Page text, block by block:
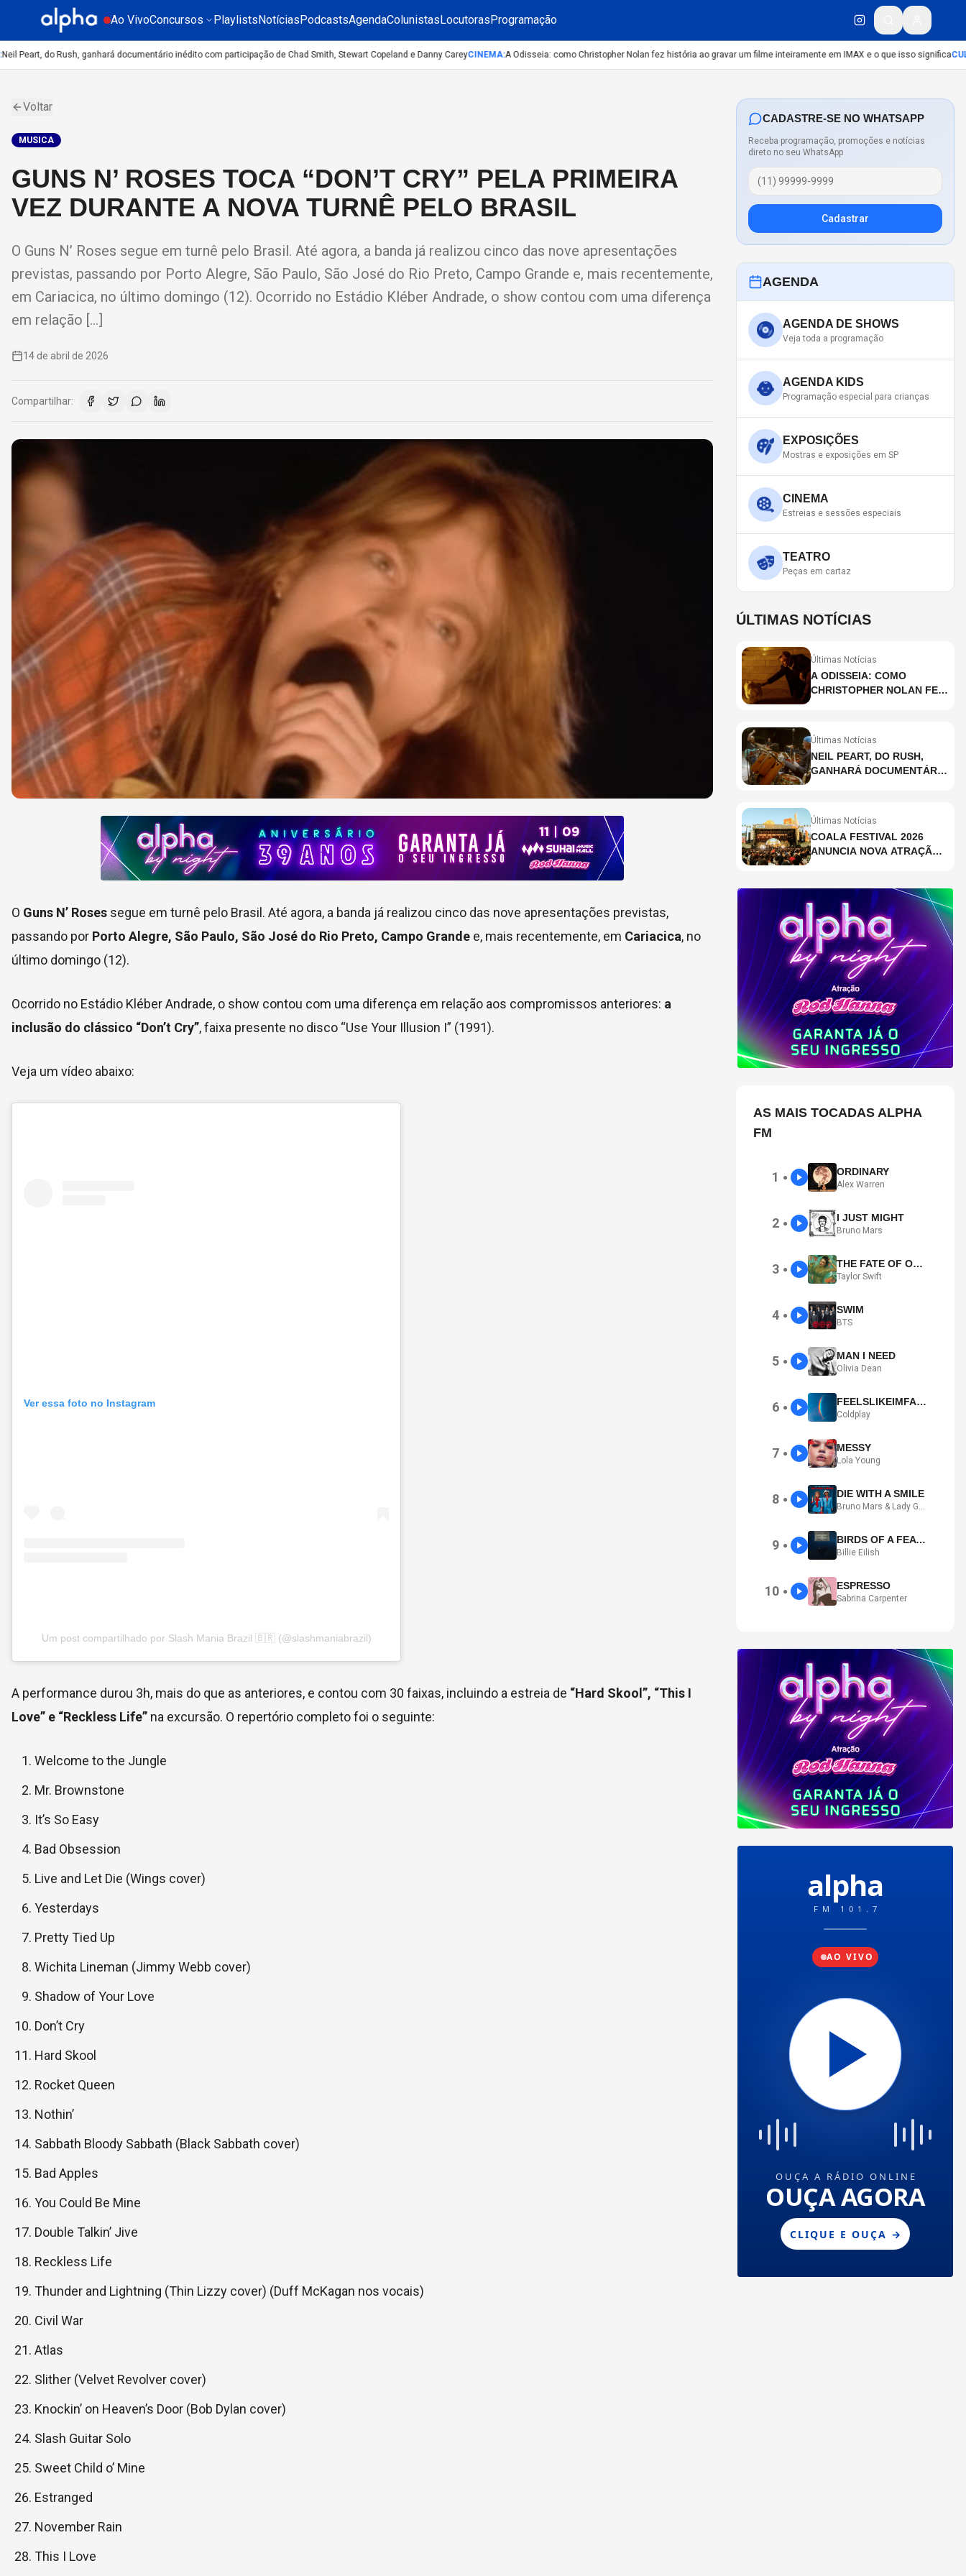
Ao VivoConcursos PlaylistsNotíciasPodcastsAgendaColunistasLocutorasProgramação
Peart, do Rush, ganhará documentário inédito com participação de Chad Smith, Stewart Copeland e Danny CareyCINEMA:A Odisseia: como Christopher Nolan fez história ao gravar um filme inteiramente em IMAX e o que isso significa
Voltar
MUSICA
GUNS N’ ROSES TOCA “DON’T CRY” PELA PRIMEIRA
VEZ DURANTE A NOVA TURNÊ PELO BRASIL
O Guns N’ Roses segue em turnê pelo Brasil. Até agora, a banda já realizou cinco das nove apresentações
previstas, passando por Porto Alegre, São Paulo, São José do Rio Preto, Campo Grande e, mais recentemente,
em Cariacica, no último domingo (12). Ocorrido no Estádio Kléber Andrade, o show contou com uma diferença
em relação […]
14 de abril de 2026
Compartilhar:
O Guns N’ Roses segue em turnê pelo Brasil. Até agora, a banda já realizou cinco das nove apresentações previstas,
passando por Porto Alegre, São Paulo, São José do Rio Preto, Campo Grande e, mais recentemente, em Cariacica, no
último domingo (12).
Ocorrido no Estádio Kléber Andrade, o show contou com uma diferença em relação aos compromissos anteriores: a
inclusão do clássico “Don’t Cry”, faixa presente no disco “Use Your Illusion I” (1991).
Veja um vídeo abaixo:
Ver essa foto no Instagram
Um post compartilhado por Slash Mania Brazil 🇧🇷 (@slashmaniabrazil)
A performance durou 3h, mais do que as anteriores, e contou com 30 faixas, incluindo a estreia de “Hard Skool”, “This I
Love” e “Reckless Life” na excursão. O repertório completo foi o seguinte:
Welcome to the Jungle
Mr. Brownstone
It’s So Easy
Bad Obsession
Live and Let Die (Wings cover)
Yesterdays
Pretty Tied Up
Wichita Lineman (Jimmy Webb cover)
Shadow of Your Love
Don’t Cry
Hard Skool
Rocket Queen
Nothin’
Sabbath Bloody Sabbath (Black Sabbath cover)
Bad Apples
You Could Be Mine
Double Talkin’ Jive
Reckless Life
Thunder and Lightning (Thin Lizzy cover) (Duff McKagan nos vocais)
Civil War
Atlas
Slither (Velvet Revolver cover)
Knockin’ on Heaven’s Door (Bob Dylan cover)
Slash Guitar Solo
Sweet Child o’ Mine
Estranged
November Rain
This I Love
CADASTRE-SE NO WHATSAPP
Receba programação, promoções e notícias
direto no seu WhatsApp
Cadastrar
AGENDA
AGENDA DE SHOWS
Veja toda a programação
AGENDA KIDS
Programação especial para crianças
EXPOSIÇÕES
Mostras e exposições em SP
CINEMA
Estreias e sessões especiais
TEATRO
Peças em cartaz
ÚLTIMAS NOTÍCIAS
Últimas Notícias
A ODISSEIA: COMO
CHRISTOPHER NOLAN FEZ
IMAX E O QUE ISSO
Últimas Notícias
NEIL PEART, DO RUSH,
GANHARÁ DOCUMENTÁRIO
SMITH, STEWART
CAREY
Últimas Notícias
COALA FESTIVAL 2026
ANUNCIA NOVA ATRAÇÃO;
AS MAIS TOCADAS ALPHA
FM
1 ● ORDINARY
Alex Warren
2 ● I JUST MIGHT
Bruno Mars
3 ● THE FATE OF OPHELIA
Taylor Swift
4 ● SWIM
BTS
5 ● MAN I NEED
Olivia Dean
6 ● FEELSLIKEIMFALLINGINLOVE
Coldplay
7 ● MESSY
Lola Young
8 ● DIE WITH A SMILE
Bruno Mars & Lady Gaga
9 ● BIRDS OF A FEATHER
Billie Eilish
10 ● ESPRESSO
Sabrina Carpenter